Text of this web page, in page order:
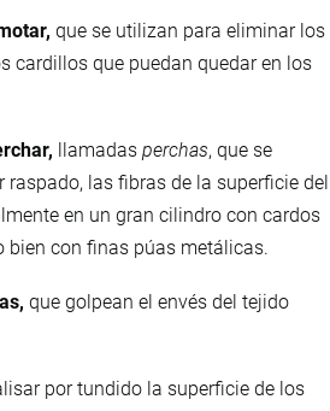
que se utilizan para eliminar los
cardillos que puedan quedar en los
llamadas perchas, que se
las fibras de la superficie del
en un gran cilindro con cardos
bien con finas púas metálicas.
que golpean el envés del tejido
por tundido la superficie de los